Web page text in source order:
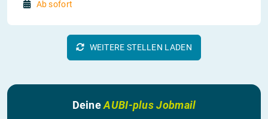
Ab sofort
WEITERE STELLEN LADEN
DeineAUBI-plus Jobmail